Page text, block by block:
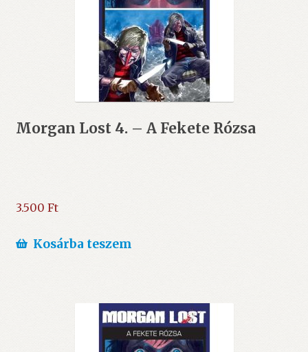
Morgan Lost 4. – A Fekete Rózsa
3.500 Ft
Kosárba teszem